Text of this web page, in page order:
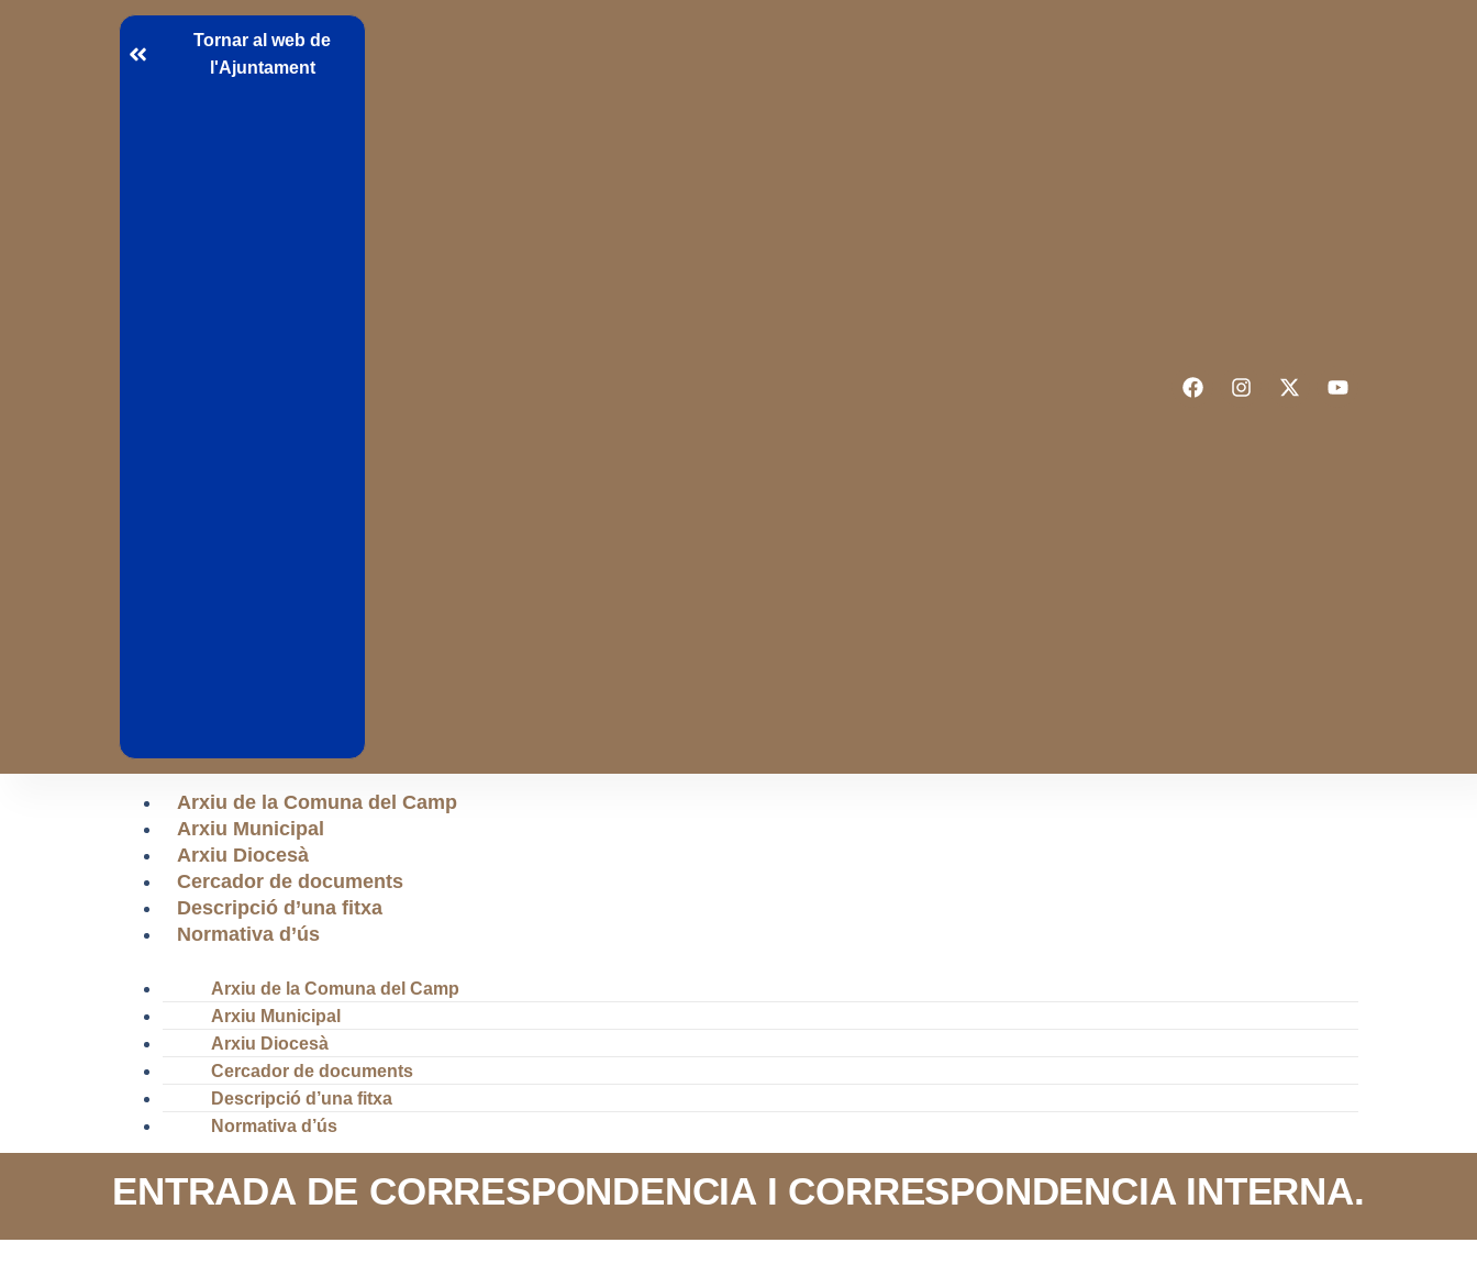
Tornar al web de
l'Ajuntament
Arxiu de la Comuna del Camp
Arxiu Municipal
Arxiu Diocesà
Cercador de documents
Descripció d’una fitxa
Normativa d’ús
Arxiu de la Comuna del Camp
Arxiu Municipal
Arxiu Diocesà
Cercador de documents
Descripció d’una fitxa
Normativa d’ús
ENTRADA DE CORRESPONDENCIA I CORRESPONDENCIA INTERNA.